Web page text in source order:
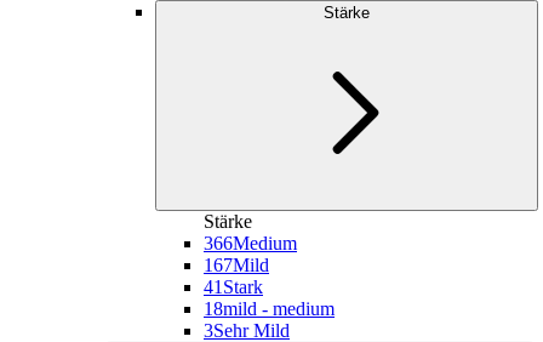
Stärke
Stärke
366Medium
167Mild
41 Stark
18mild - medium
3Sehr Mild